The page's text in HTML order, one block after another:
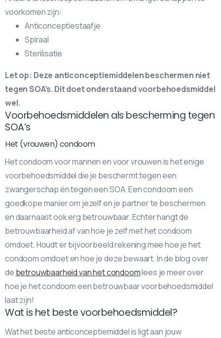
voorkomen zijn:
Anticonceptiestaafje
Spiraal
Sterilisatie
Let op: Deze anticonceptiemiddelen beschermen niet
tegen SOA’s. Dit doet onderstaand voorbehoedsmiddel
wel.
Voorbehoedsmiddelen als bescherming tegen
SOA’s
Het (vrouwen) condoom
Het condoom voor mannen en voor vrouwen is het enige
voorbehoedsmiddel die je beschermt tegen een
zwangerschap én tegen een SOA. Een condoom een
goedkope manier om jezelf en je partner te beschermen
en daarnaast ook erg betrouwbaar. Echter hangt de
betrouwbaarheid af van hoe je zelf met het condoom
omdoet. Houdt er bijvoorbeeld rekening mee hoe je het
condoom omdoet en hoe je deze bewaart. In de blog over
de betrouwbaarheid van het condoomlees je meer over
hoe je het condoom een betrouwbaar voorbehoedsmiddel
laat zijn!
Wat is het beste voorbehoedsmiddel?
Wat het beste anticonceptiemiddel is ligt aan jouw